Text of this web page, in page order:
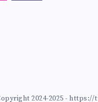
2024-2025 -